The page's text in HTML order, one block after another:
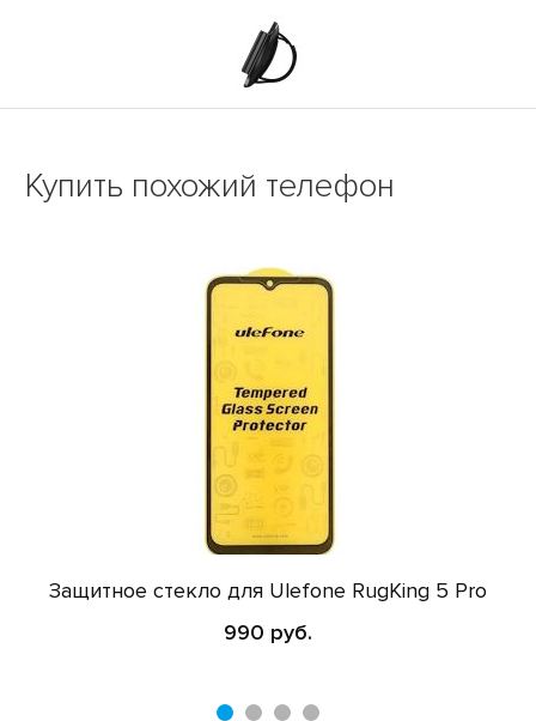
Купить похожий телефон
Защитное стекло для Ulefone RugKing 5 Pro
990 руб.